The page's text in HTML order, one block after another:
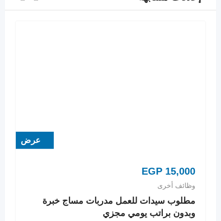
عرض
EGP 15,000
وظائف أخرى
مطلوب سيدات للعمل مدربات مساج خبرة
وبدون براتب يومي مجزي